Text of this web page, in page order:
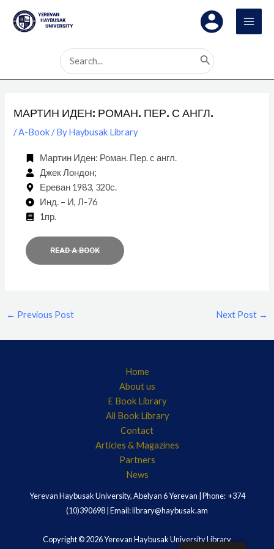
content
Search
for:
МАРТИН ИДЕН: РОМАН. ПЕР. С АНГЛ.
/A-Book/ ByHaybusak Library
Мартин Иден: Роман. Пер. с англ.
Джек Лондон;
Ереван 1983, 320с.
Инд. – И, Л-76
1пр.
READ A BOOK
navigation
← Previous Post Next Post →
Home
About us
E Book Library
All Book Library
Contact
Articles & Magazines
Partners
News
Yerevan Haybusak University, Abelyan 6 Yerevan | Phone: +374
(10)390698 | Email: library@haybusak.am
Copyright © 2026 Yerevan Haybusak University Library